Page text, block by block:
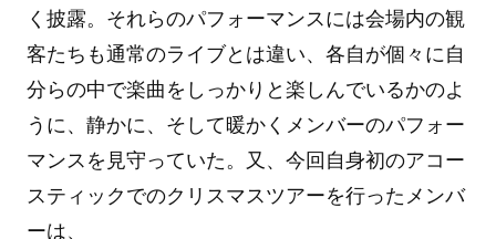
く披露。それらのパフォーマンスには会場内の観
客たちも通常のライブとは違い、各自が個々に自
分らの中で楽曲をしっかりと楽しんでいるかのよ
うに、静かに、そして暖かくメンバーのパフォー
マンスを見守っていた。又、今回自身初のアコー
スティックでのクリスマスツアーを行ったメンバ
ーは、